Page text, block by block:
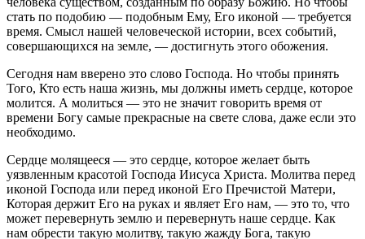
стать по подобию — подобным Ему, Его иконой — требуется
время. Смысл нашей человеческой истории, всех событий,
совершающихся на земле, — достигнуть этого обожения.
Сегодня нам вверено это слово Господа. Но чтобы принять
Того, Кто есть наша жизнь, мы должны иметь сердце, которое
молится. А молиться — это не значит говорить время от
времени Богу самые прекрасные на свете слова, даже если это
необходимо.
Сердце молящееся — это сердце, которое желает быть
уязвленным красотой Господа Иисуса Христа. Молитва перед
иконой Господа или перед иконой Его Пречистой Матери,
Которая держит Его на руках и являет Его нам, — это то, что
может перевернуть землю и перевернуть наше сердце. Как
нам обрести такую молитву, такую жажду Бога, такую